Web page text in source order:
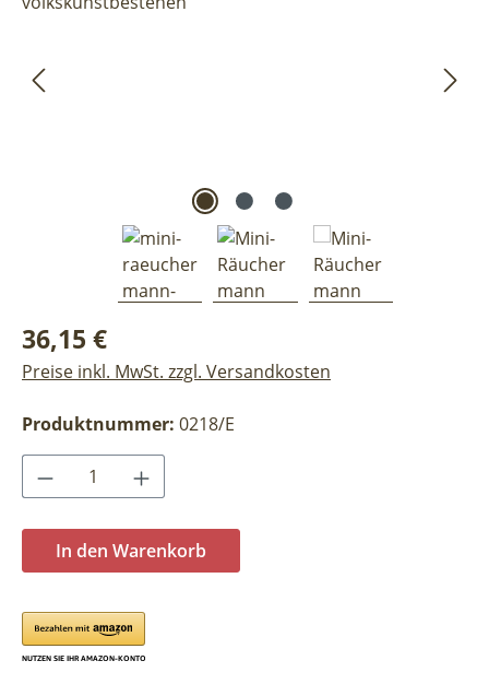
Regulärer Preis:
36,15 €
Preise inkl. MwSt. zzgl. Versandkosten
Produktnummer: 0218/E
Produkt Anzahl: Gib den gewünschten
In den Warenkorb